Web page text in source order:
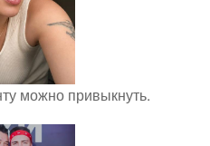
можно привыкнуть.